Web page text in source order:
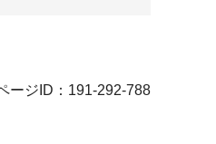
ージID：191-292-788